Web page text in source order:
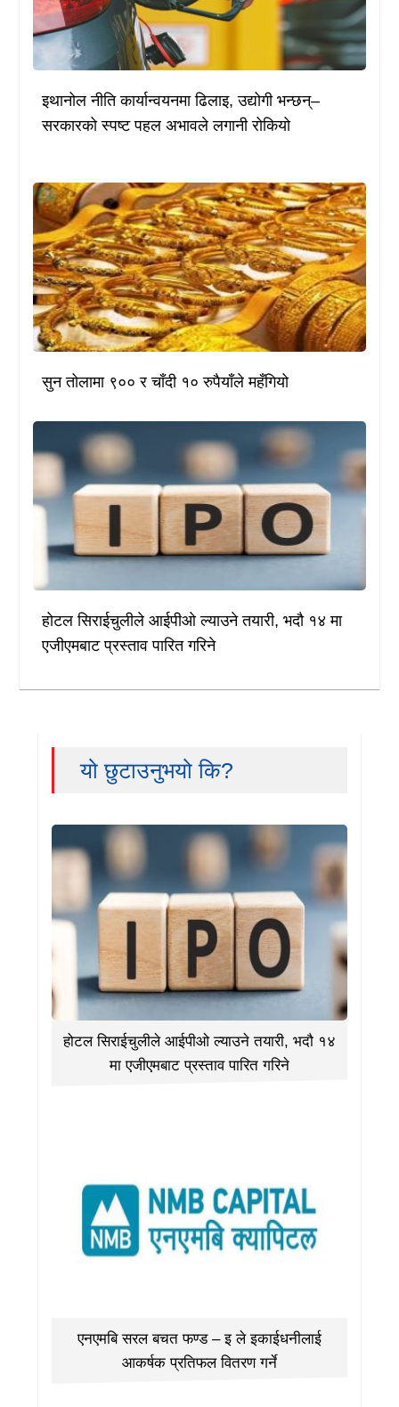
इथानोल नीति कार्यान्वयनमा ढिलाइ, उद्योगी भन्छन्–
सरकारको स्पष्ट पहल अभावले लगानी रोकियो
सुन तोलामा ९०० र चाँदी १० रुपैयाँले महँगियो
होटल सिराईचुलीले आईपीओ ल्याउने तयारी, भदौ १४ मा
एजीएमबाट प्रस्ताव पारित गरिने
यो छुटाउनुभयो कि?
होटल सिराईचुलीले आईपीओ ल्याउने तयारी, भदौ १४
मा एजीएमबाट प्रस्ताव पारित गरिने
एनएमबि सरल बचत फण्ड – इ ले इकाईधनीलाई
आकर्षक प्रतिफल वितरण गर्ने